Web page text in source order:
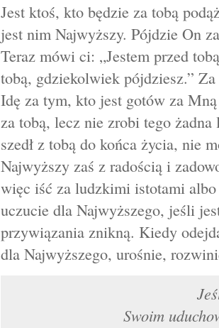
Jest ktoś, kto będzie za tobą
jest nim Najwyższy. Pójdzie On
Teraz mówi ci: „Jestem przed
tobą, gdziekolwiek pójdziesz.”
Idę za tym, kto jest gotów za Mną
za tobą, lecz nie zrobi tego
szedł z tobą do końca życia, nie
Najwyższy zaś z radością i
więc iść za ludzkimi istotami
uczucie dla Najwyższego, jeśli
przywiązania znikną. Kiedy
dla Najwyższego, urośnie,
Swoim